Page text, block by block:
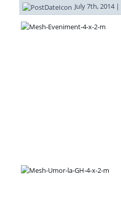
July 7th, 2014 |